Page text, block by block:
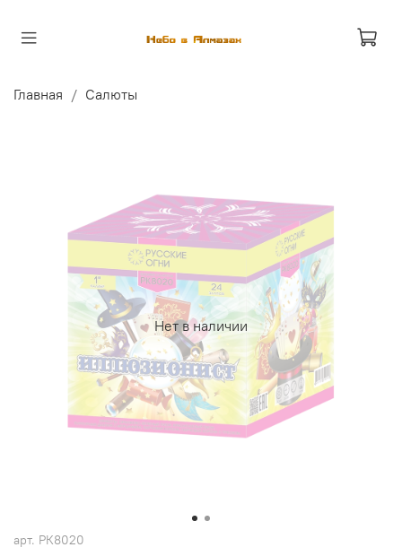
Главная Салюты
Нет в наличии
арт. РК8020